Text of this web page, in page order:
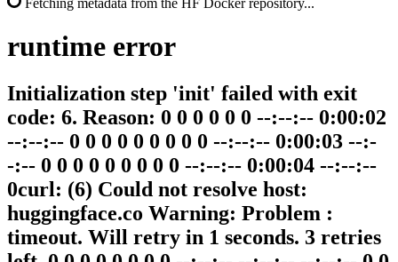
runtime error
Initialization step 'init' failed with exit
code: 6. Reason: 0 0 0 0 0 0 --:--:-- 0:00:02
--:--:-- 0 0 0 0 0 0 0 0 0 --:--:-- 0:00:03 --:-
-:-- 0 0 0 0 0 0 0 0 0 --:--:-- 0:00:04 --:--:--
0curl: (6) Could not resolve host:
huggingface.co Warning: Problem :
timeout. Will retry in 1 seconds. 3 retries